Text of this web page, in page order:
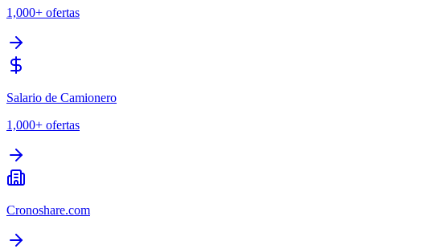
1,000+ ofertas
Salario de Camionero
1,000+ ofertas
Cronoshare.com